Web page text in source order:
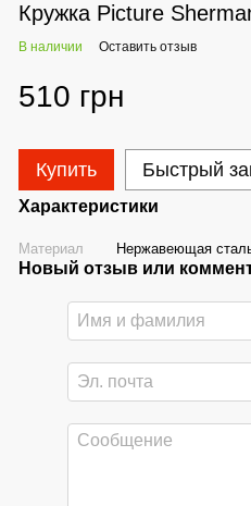
Кружка Picture
В наличии Оставить отзыв
510 грн
Купить Быстрый
Характеристики
Материал Нержавеющая
Новый отзыв или